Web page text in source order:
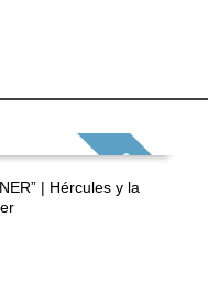
GRATIS
| Hércules y la